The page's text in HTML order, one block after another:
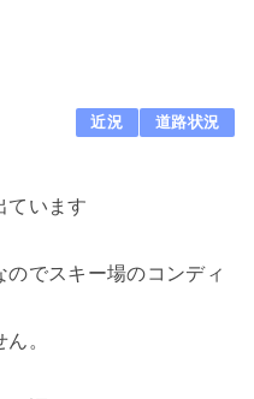
近況
道路状況
ています
でスキー場のコンディ
。